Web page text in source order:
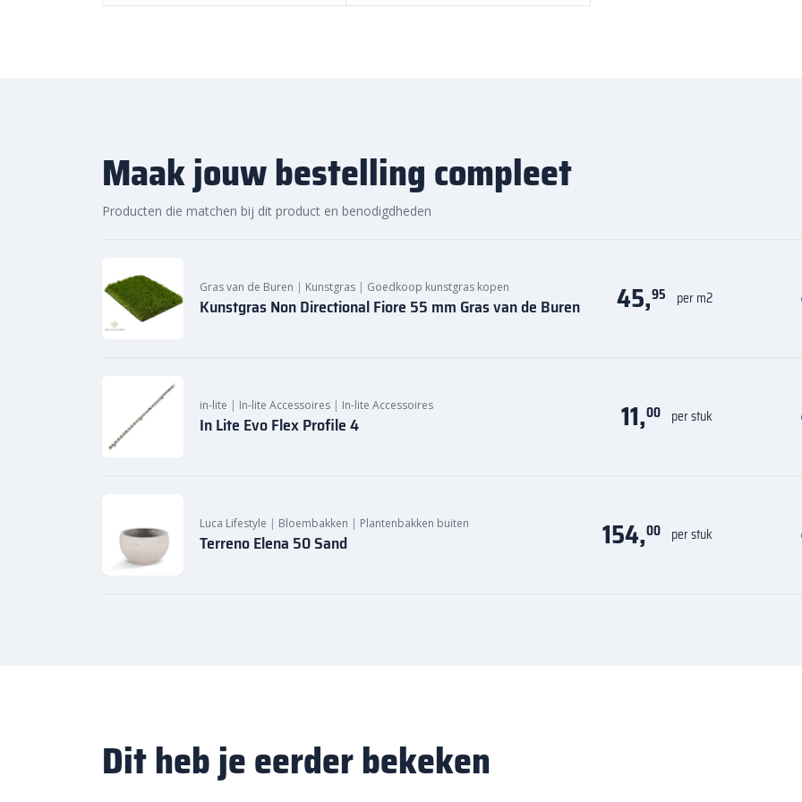
Maak jouw bestelling compleet
Producten die matchen bij dit product en benodigdheden
Gras van de Buren | Kunstgras | Goedkoop kunstgras kopen
Kunstgras Non Directional Fiore 55 mm Gras van de Buren 45,95 per m2
in-lite | In-lite Accessoires | In-lite Accessoires
In Lite Evo Flex Profile 4 11,00 per stuk
Luca Lifestyle | Bloembakken | Plantenbakken buiten
Terreno Elena 50 Sand 154,00 per stuk
Dit heb je eerder bekeken